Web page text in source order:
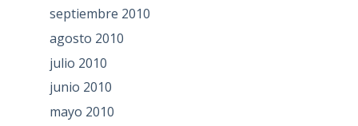
septiembre 2010
agosto 2010
julio 2010
junio 2010
mayo 2010